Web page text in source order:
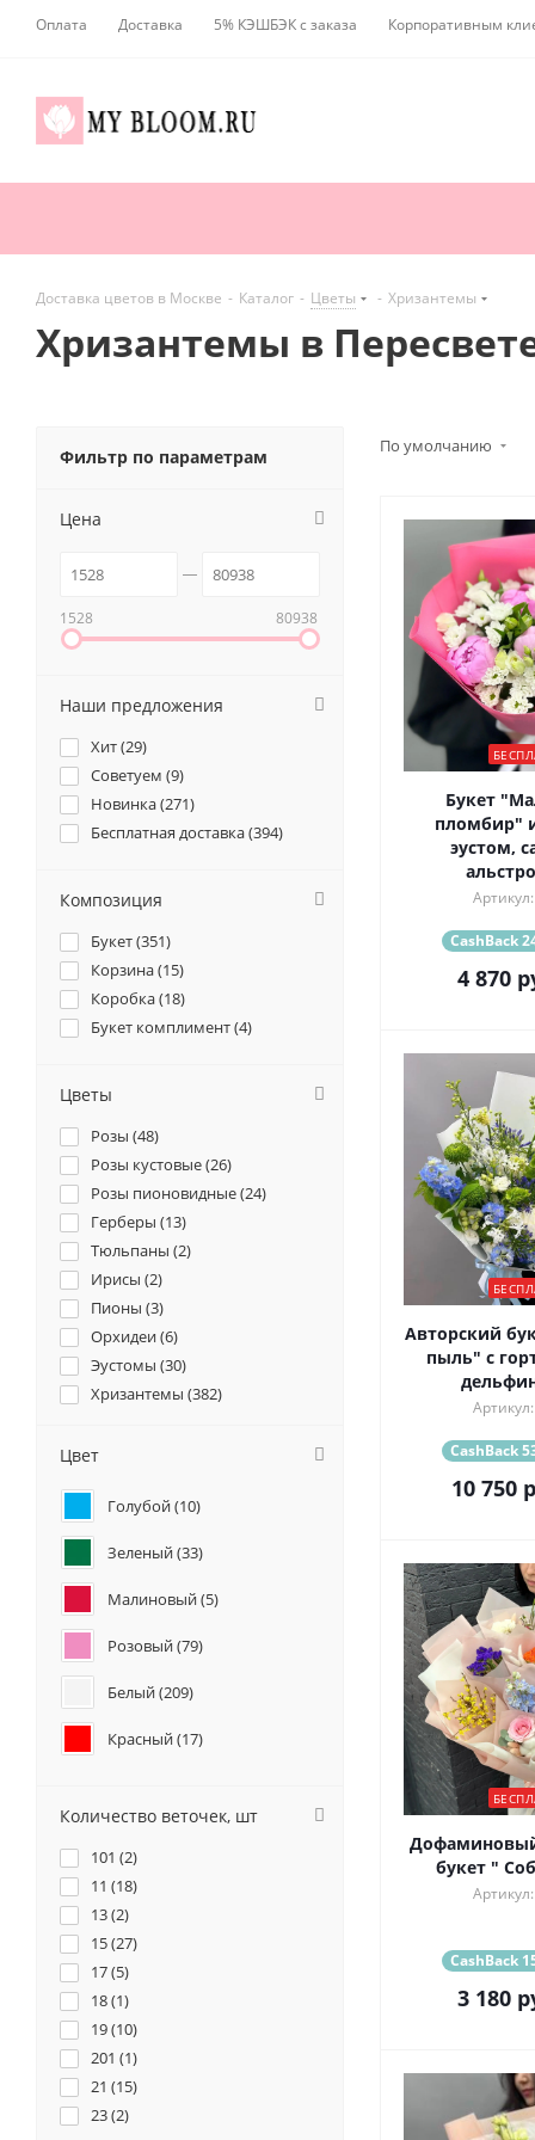
Оплата Доставка 5% КЭШБЭК с заказа Корпоративным
Доставка цветов в Москве - Каталог - Цветы - Хризантемы
Хризантемы в
По умолчанию
Букет
пломбир"
эустом,
CashBack
4 870
Авторский
пыль" с
CashBack
10 750
букет "
CashBack
3 180
Фильтр по параметрам
Цена
1528 80938
Наши предложения
Хит (29)
Советуем (9)
Новинка (271)
Бесплатная доставка (394)
Композиция
Букет (351)
Корзина (15)
Коробка (18)
Букет комплимент (4)
Цветы
Розы (48)
Розы кустовые (26)
Розы пионовидные (24)
Герберы (13)
Тюльпаны (2)
Ирисы (2)
Пионы (3)
Орхидеи (6)
Эустомы (30)
Хризантемы (382)
Ранункулюсы (
Гортензии (26)
Лилии (
Подсолнухи (1)
Гвоздики (35)
Геогрины (
Гипсофилы (7)
Гладиолус (
Каллы (
Маттиола (18)
Цвет
Голубой (10)
Зеленый (33)
Малиновый (5)
Розовый (79)
Белый (209)
Красный (17)
Кремовый (
Оранжевый (
Персиковый (
Фиолетовый (
Черный (
Количество веточек, шт
101 (2)
11 (18)
13 (2)
15 (27)
17 (5)
18 (1)
19 (10)
201 (1)
21 (15)
23 (2)